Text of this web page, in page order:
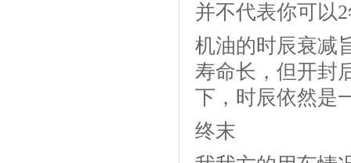
并不代表你可以
机油的时辰衰减
寿命长，但开封
下，时辰依然是
终末